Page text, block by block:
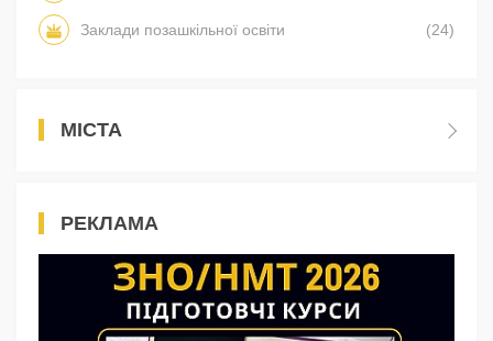
Заклади позашкільної освіти (24)
МІСТА
РЕКЛАМА